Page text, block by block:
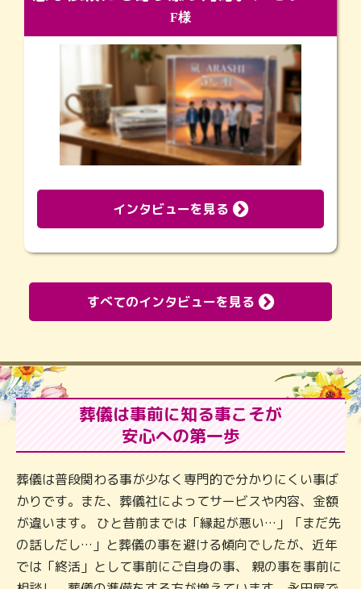
F様
インタビューを見る
すべてのインタビューを見る
葬儀は事前に知る事こそが
安心への第一歩
葬儀は普段関わる事が少なく専門的で分かりにくい事ば
かりです。また、葬儀社によってサービスや内容、金額
が違います。 ひと昔前までは「縁起が悪い…」「まだ先
の話しだし…」と葬儀の事を避ける傾向でしたが、近年
では「終活」として事前にご自身の事、 親の事を事前に